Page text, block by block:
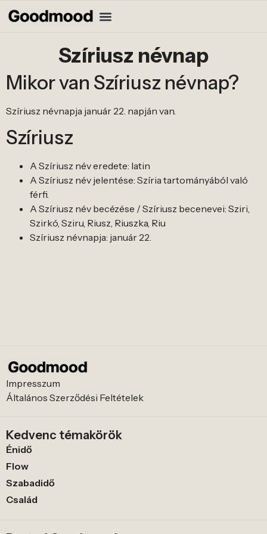
Szíriusz névnap
Mikor van Szíriusz névnap?
Szíriusz névnapja január 22. napján van.
Szíriusz
A Szíriusz név eredete: latin
A Szíriusz név jelentése: Szíria tartományából való
férfi.
A Szíriusz név becézése / Szíriusz becenevei: Sziri,
Szirkó, Sziru, Riusz, Riuszka, Riu
Szíriusz névnapja: január 22.
Impresszum
Általános Szerződési Feltételek
Kedvenc témakörök
Énidő
Flow
Szabadidő
Család